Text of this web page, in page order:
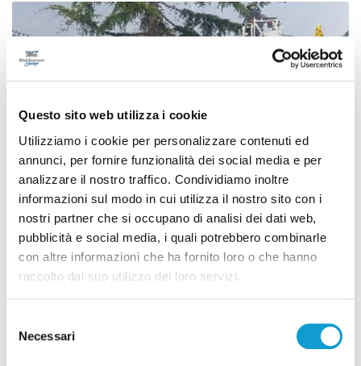
Questo sito web utilizza i cookie
Utilizziamo i cookie per personalizzare contenuti ed
annunci, per fornire funzionalità dei social media e per
analizzare il nostro traffico. Condividiamo inoltre
informazioni sul modo in cui utilizza il nostro sito con i
nostri partner che si occupano di analisi dei dati web,
pubblicità e social media, i quali potrebbero combinarle
con altre informazioni che ha fornito loro o che hanno
raccolto dal suo utilizzo dei loro servizi.
delNecessari
Ascoli Piceno - Pennelli volano sui cavi
dell’alta tensione e restano in bilico su un